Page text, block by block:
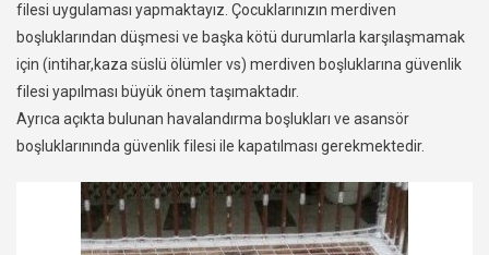
filesi uygulaması yapmaktayız. Çocuklarınızın merdiven
boşluklarından düşmesi ve başka kötü durumlarla karşılaşmamak
için (intihar,kaza süslü ölümler vs) merdiven boşluklarına güvenlik
filesi yapılması büyük önem taşımaktadır.
Ayrıca açıkta bulunan havalandırma boşlukları ve asansör
boşluklarınında güvenlik filesi ile kapatılması gerekmektedir.